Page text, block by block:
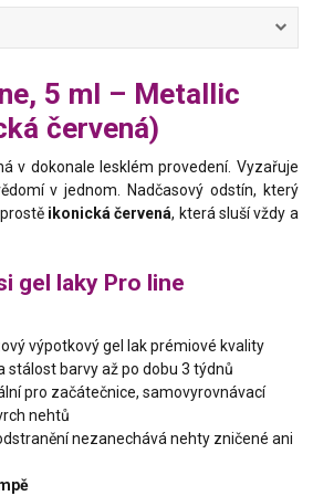
5 ml – Metallic
červená)
v dokonale lesklém provedení. Vyzařuje
v jednom. Nadčasový odstín, který
ikonická červená, která sluší vždy a
gel laky Pro line
výpotkový gel lak prémiové kvality
stálost barvy až po dobu 3 týdnů
pro začátečnice, samovyrovnávací
nehtů
nezanechává nehty zničené ani